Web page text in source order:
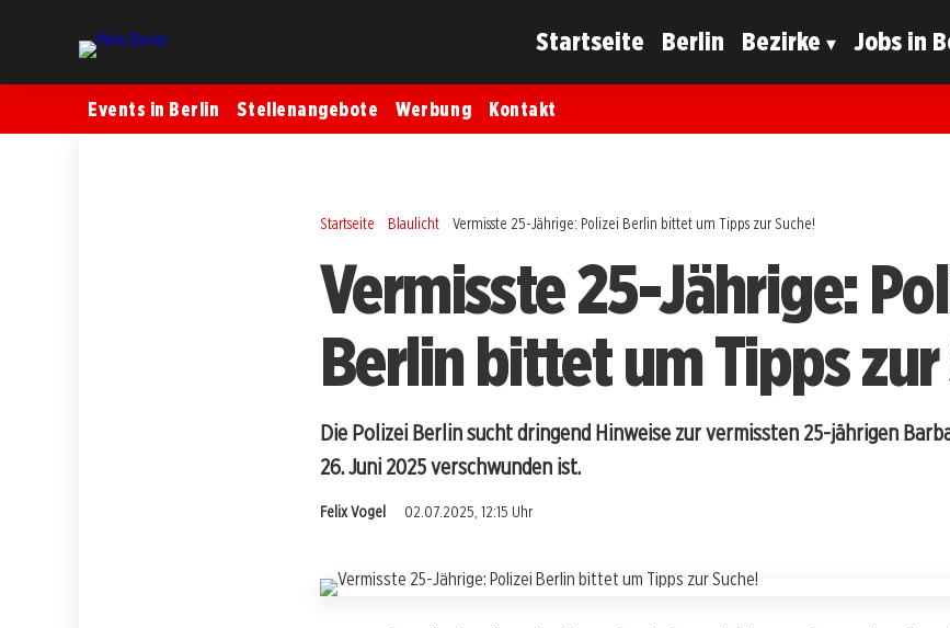
Startseite Berlin Bezirke Jobs in
Events in Berlin Stellenangebote Werbung Kontakt
Startseite Blaulicht Vermisste 25-Jährige: Polizei Berlin bittet um Tipps zur Suche!
Vermisste 25-Jährige:
Berlin bittet um Tipps zur
Die Polizei Berlin sucht dringend Hinweise zur vermissten 25-jährigen
26. Juni 2025 verschwunden ist.
Felix Vogel 02.07.2025, 12:15 Uhr